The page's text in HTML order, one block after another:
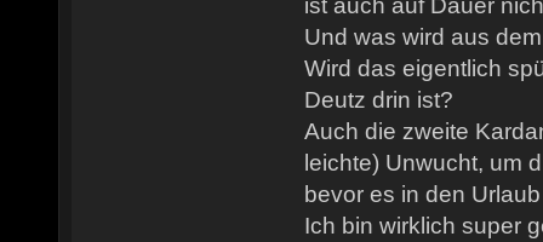
ist auch auf Dauer
Und was wird aus
Wird das eigentlich
Deutz drin ist?
Auch die zweite
leichte) Unwucht, um
bevor es in den
Ich bin wirklich super